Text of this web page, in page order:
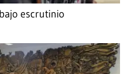
escrutinio